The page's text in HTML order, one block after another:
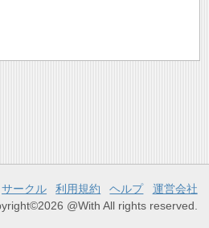
サークル 利用規約 ヘルプ
運営会社
@With All rights reserved.